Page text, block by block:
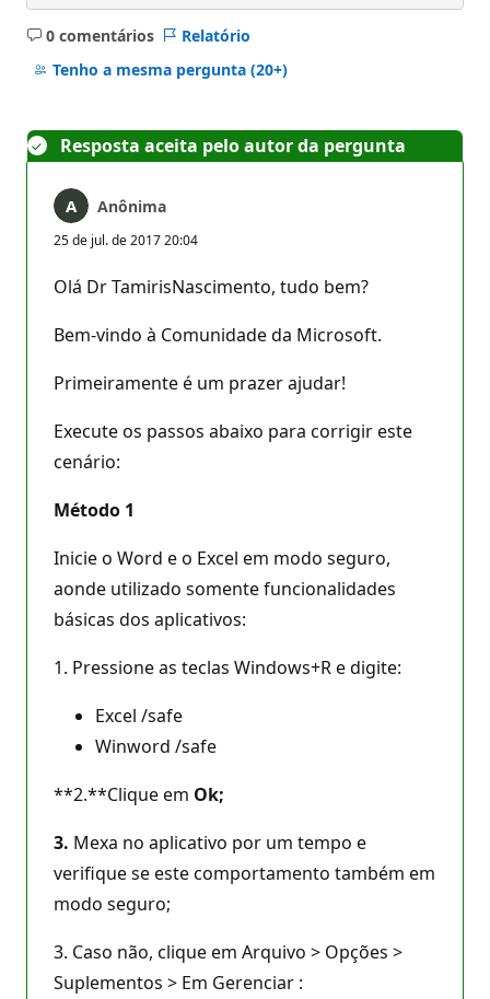
0 comentários
Sem
comentários
Relatório
Tenho a mesma pergunta (20+)
Resposta aceita pelo autor da pergunta
Anônima
25 de jul. de 2017 20:04
Olá Dr TamirisNascimento, tudo bem?
Bem-vindo à Comunidade da Microsoft.
Primeiramente é um prazer ajudar!
Execute os passos abaixo para corrigir este
cenário:
Método 1
Inicie o Word e o Excel em modo seguro,
aonde utilizado somente funcionalidades
básicas dos aplicativos:
1. Pressione as teclas Windows+R e digite:
Excel /safe
Winword /safe
**2.**Clique em Ok;
3. Mexa no aplicativo por um tempo e
verifique se este comportamento também em
modo seguro;
3. Caso não, clique em Arquivo > Opções >
Suplementos > Em Gerenciar :